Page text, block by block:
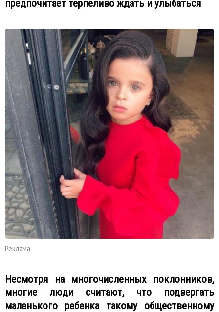
предпочитает терпеливо ждать и улыбаться
Реклама
Несмотря на многочисленных поклонников,
многие люди считают, что подвергать
маленького ребенка такому общественному